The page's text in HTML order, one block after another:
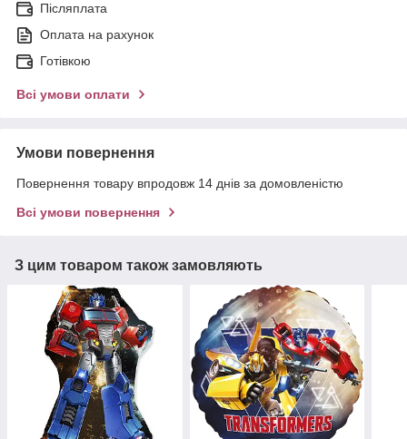
Післяплата
Оплата на рахунок
Готівкою
Всі умови оплати
Умови повернення
Повернення товару впродовж 14 днів за домовленістю
Всі умови повернення
З цим товаром також замовляють